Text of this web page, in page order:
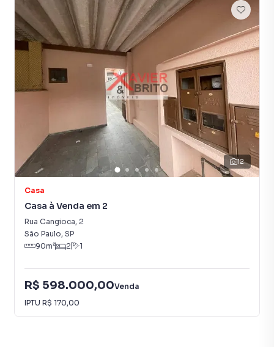
12
Casa
Casa à Venda em 2
Rua Cangioca, 2
São Paulo, SP
90m² 2 1
R$ 598.000,00Venda
IPTU R$ 170,00